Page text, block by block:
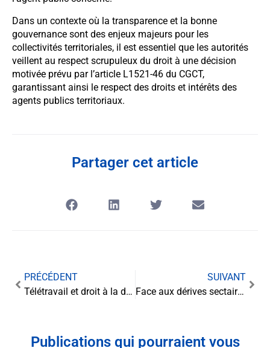
Dans un contexte où la transparence et la bonne
gouvernance sont des enjeux majeurs pour les
collectivités territoriales, il est essentiel que les autorités
veillent au respect scrupuleux du droit à une décision
motivée prévu par l’article L1521-46 du CGCT,
garantissant ainsi le respect des droits et intérêts des
agents publics territoriaux.
Partager cet article
PRÉCÉDENT
Télétravail et droit à la déconnexion : une consultation européenne pour encadrer l’ère numérique
SUIVANT
Face aux dérives sectaires, une législation renforcée mais des questions en suspens
Publications qui pourraient vous